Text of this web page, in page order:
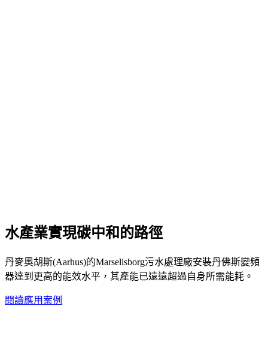
水產業實現碳中和的路徑
丹麥奧胡斯(Aarhus)的Marselisborg污水處理廠安裝丹佛斯變頻
器達到更高的能效水平，其產能已遠遠超過自身所需能耗。
閱讀應用案例